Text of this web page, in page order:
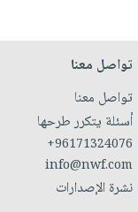
تواصل معنا
تواصل معنا
أسئلة يتكرر طرحها
+96171324076
info@nwf.com
نشرة الإصدارات